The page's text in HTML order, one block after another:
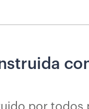
por todos